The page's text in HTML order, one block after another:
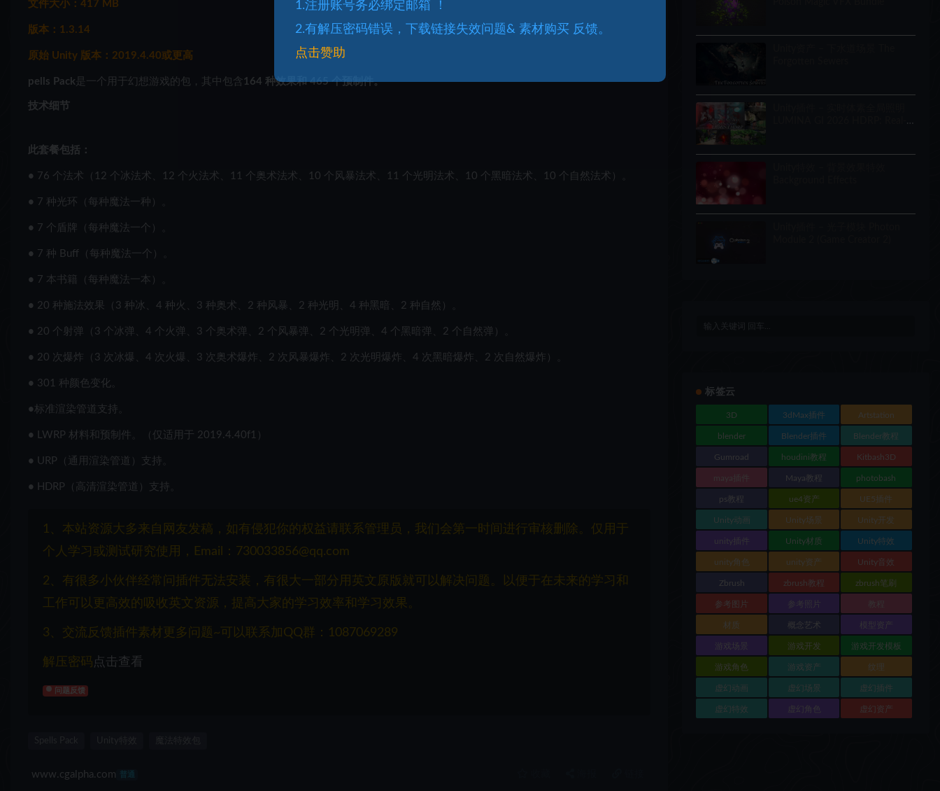
文件大小：417 MB
版本：1.3.14
原始 Unity 版本：2019.4.40或更高
pells Pack 是一个用于幻想游戏的包，其中包含 164 种效果和 465 个预制件。
技术细节
此套餐包括：
• 76 个法术（12 个冰法术、12 个火法术、11 个奥术法术、10 个风暴法术、11 个光明法术、10 个黑暗法术、10 个自然法术）。
• 7 种光环（每种魔法一种）。
• 7 个盾牌（每种魔法一个）。
• 7 种 Buff（每种魔法一个）。
• 7 本书籍（每种魔法一本）。
• 20 种施法效果（3 种冰、4 种火、3 种奥术、2 种风暴、2 种光明、4 种黑暗、2 种自然）。
• 20 个射弹（3 个冰弹、4 个火弹、3 个奥术弹、2 个风暴弹、2 个光明弹、4 个黑暗弹、2 个自然弹）。
• 20 次爆炸（3 次冰爆、4 次火爆、3 次奥术爆炸、2 次风暴爆炸、2 次光明爆炸、4 次黑暗爆炸、2 次自然爆炸）。
• 301 种颜色变化。
•标准渲染管道支持。
• LWRP 材料和预制件。（仅适用于 2019.4.40f1）
• URP（通用渲染管道）支持。
• HDRP（高清渲染管道）支持。
1、本站资源大多来自网友发稿，如有侵犯你的权益请联系管理员，我们会第一时间进行审核删除。仅用于
个人学习或测试研究使用，Email：730033856@qq.com
2、有很多小伙伴经常问插件无法安装，有很大一部分用英文原版就可以解决问题。以便于在未来的学习和
工作可以更高效的吸收英文资源，提高大家的学习效率和学习效果。
3、交流反馈插件素材更多问题~可以联系加QQ群：1087069289
解压密码 点击查看
问题反馈
www.cgalpha.com 普通
标签云
3D 3dMax插件 Artstation
blender Blender插件 Blender教程
Gumroad houdini教程 Kitbash3D
maya插件 Maya教程 photobash
ps教程 ue4资产 UE5插件
Unity动画 Unity场景 Unity开发
unity插件 Unity材质 Unity特效
unity角色 unity资产 Unity音效
Zbrush zbrush教程 zbrush笔刷
参考图片 参考照片 教程
材质 概念艺术 模型资产
游戏场景 游戏开发 游戏开发模板
游戏角色 游戏资产 纹理
虚幻动画 虚幻场景 虚幻插件
虚幻特效 虚幻角色 虚幻资产
1.注册账号务必绑定邮箱 ！
2.有解压密码错误，下载链接失效问题& 素材购买 反馈。
点击赞助